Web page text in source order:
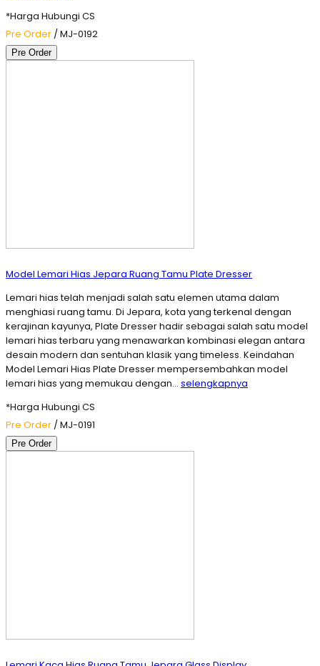
*Harga Hubungi CS
Pre Order / MJ-0192
Pre Order
Model Lemari Hias Jepara Ruang Tamu Plate Dresser
Lemari hias telah menjadi salah satu elemen utama dalam
menghiasi ruang tamu. Di Jepara, kota yang terkenal dengan
kerajinan kayunya, Plate Dresser hadir sebagai salah satu model
lemari hias terbaru yang menawarkan kombinasi elegan antara
desain modern dan sentuhan klasik yang timeless. Keindahan
Model Lemari Hias Plate Dresser mempersembahkan model
lemari hias yang memukau dengan… selengkapnya
*Harga Hubungi CS
Pre Order / MJ-0191
Pre Order